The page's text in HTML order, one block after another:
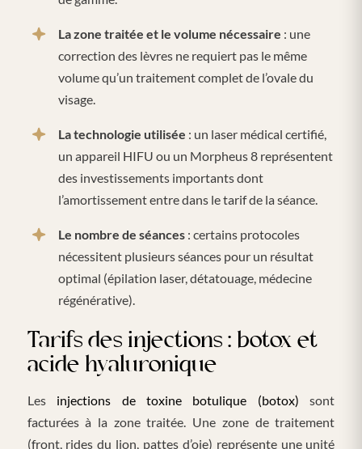
La zone traitée et le volume nécessaire : une
correction des lèvres ne requiert pas le même
volume qu’un traitement complet de l’ovale du
visage.
La technologie utilisée : un laser médical certifié,
un appareil HIFU ou un Morpheus 8 représentent
des investissements importants dont
l’amortissement entre dans le tarif de la séance.
Le nombre de séances: certains protocoles
nécessitent plusieurs séances pour un résultat
optimal (épilation laser, détatouage, médecine
régénérative).
Tarifs des injections : botox et
acide hyaluronique
Les injections de toxine botulique (botox) sont
facturées à la zone traitée. Une zone de traitement
(front, rides du lion, pattes d’oie) représente une unité